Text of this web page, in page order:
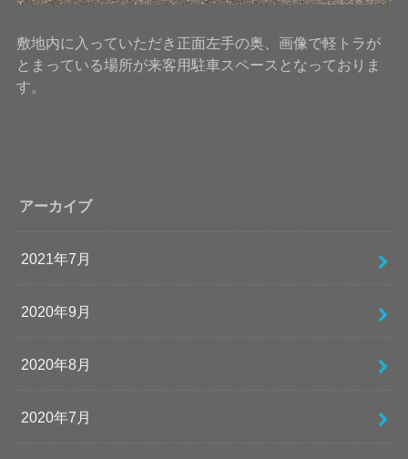
敷地内に入っていただき正面左手の奥、画像で軽トラが
とまっている場所が来客用駐車スペースとなっておりま
す。
アーカイブ
2021年7月
2020年9月
2020年8月
2020年7月